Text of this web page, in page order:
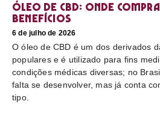
Óleo de CBD: Onde
benefícios
6 de julho de 2026
O óleo de CBD é um dos derivados
populares e é utilizado para fins
condições médicas diversas; no
falta se desenvolver, mas já conta
tipo.